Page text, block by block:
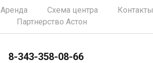
Аренда Схема центра
Контакты
Партнерство Астон
8-343-358-08-66